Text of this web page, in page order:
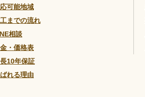
可能地域
までの流れ
相談
・価格表
10年保証
れる理由